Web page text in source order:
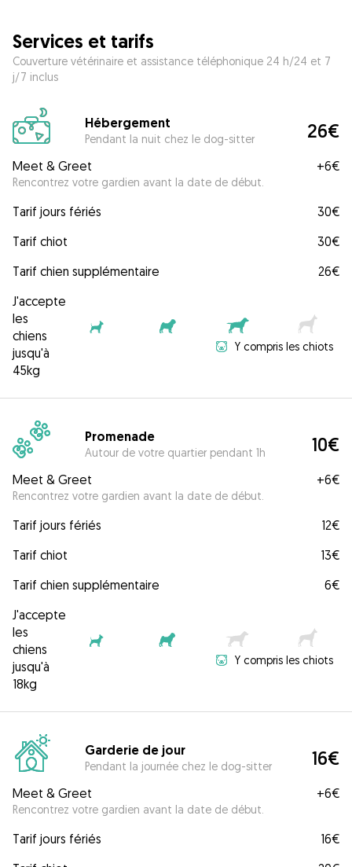
Services et tarifs
Couverture vétérinaire et assistance téléphonique 24 h/24 et 7
j/7 inclus
Hébergement
Pendant la nuit chez le dog-sitter 26€
Meet & Greet
Rencontrez votre gardien avant la date de début.
+6€
Tarif jours fériés
30€
Tarif chiot
30€
Tarif chien supplémentaire
26€
J'accepte
les
chiens
jusqu'à
45kg
Y compris les chiots
Promenade
Autour de votre quartier pendant 1h 10€
Meet & Greet
Rencontrez votre gardien avant la date de début.
+6€
Tarif jours fériés
12€
Tarif chiot
13€
Tarif chien supplémentaire
6€
J'accepte
les
chiens
jusqu'à
18kg
Y compris les chiots
Garderie de jour
Pendant la journée chez le dog-sitter 16€
Meet & Greet
Rencontrez votre gardien avant la date de début.
+6€
Tarif jours fériés
16€